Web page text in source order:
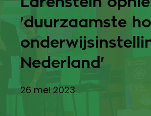
'duurzaamste
Nederland'
26 mei 2023